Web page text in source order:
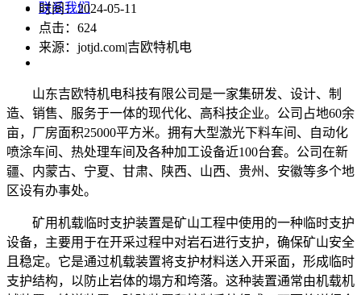
联系我们
时间：2024-05-11
点击： 624
来源：jotjd.com|吉欧特机电
山东吉欧特机电科技有限公司是一家集研发、设计、制
造、销售、服务于一体的现代化、高科技企业。公司占地60余
亩，厂房面积25000平方米。拥有大型激光下料车间、自动化
喷涂车间、热处理车间及各种加工设备近100台套。公司在新
疆、内蒙古、宁夏、甘肃、陕西、山西、贵州、安徽等多个地
区设有办事处。
矿用机载临时支护装置是矿山工程中使用的一种临时支护
设备，主要用于在开采过程中对岩石进行支护，确保矿山安全
且稳定。它是通过机载装置将支护材料送入开采面，形成临时
支护结构，以防止岩体的塌方和垮落。这种装置通常由机载机